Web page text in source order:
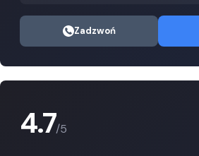
Zadzwoń
4.7/5